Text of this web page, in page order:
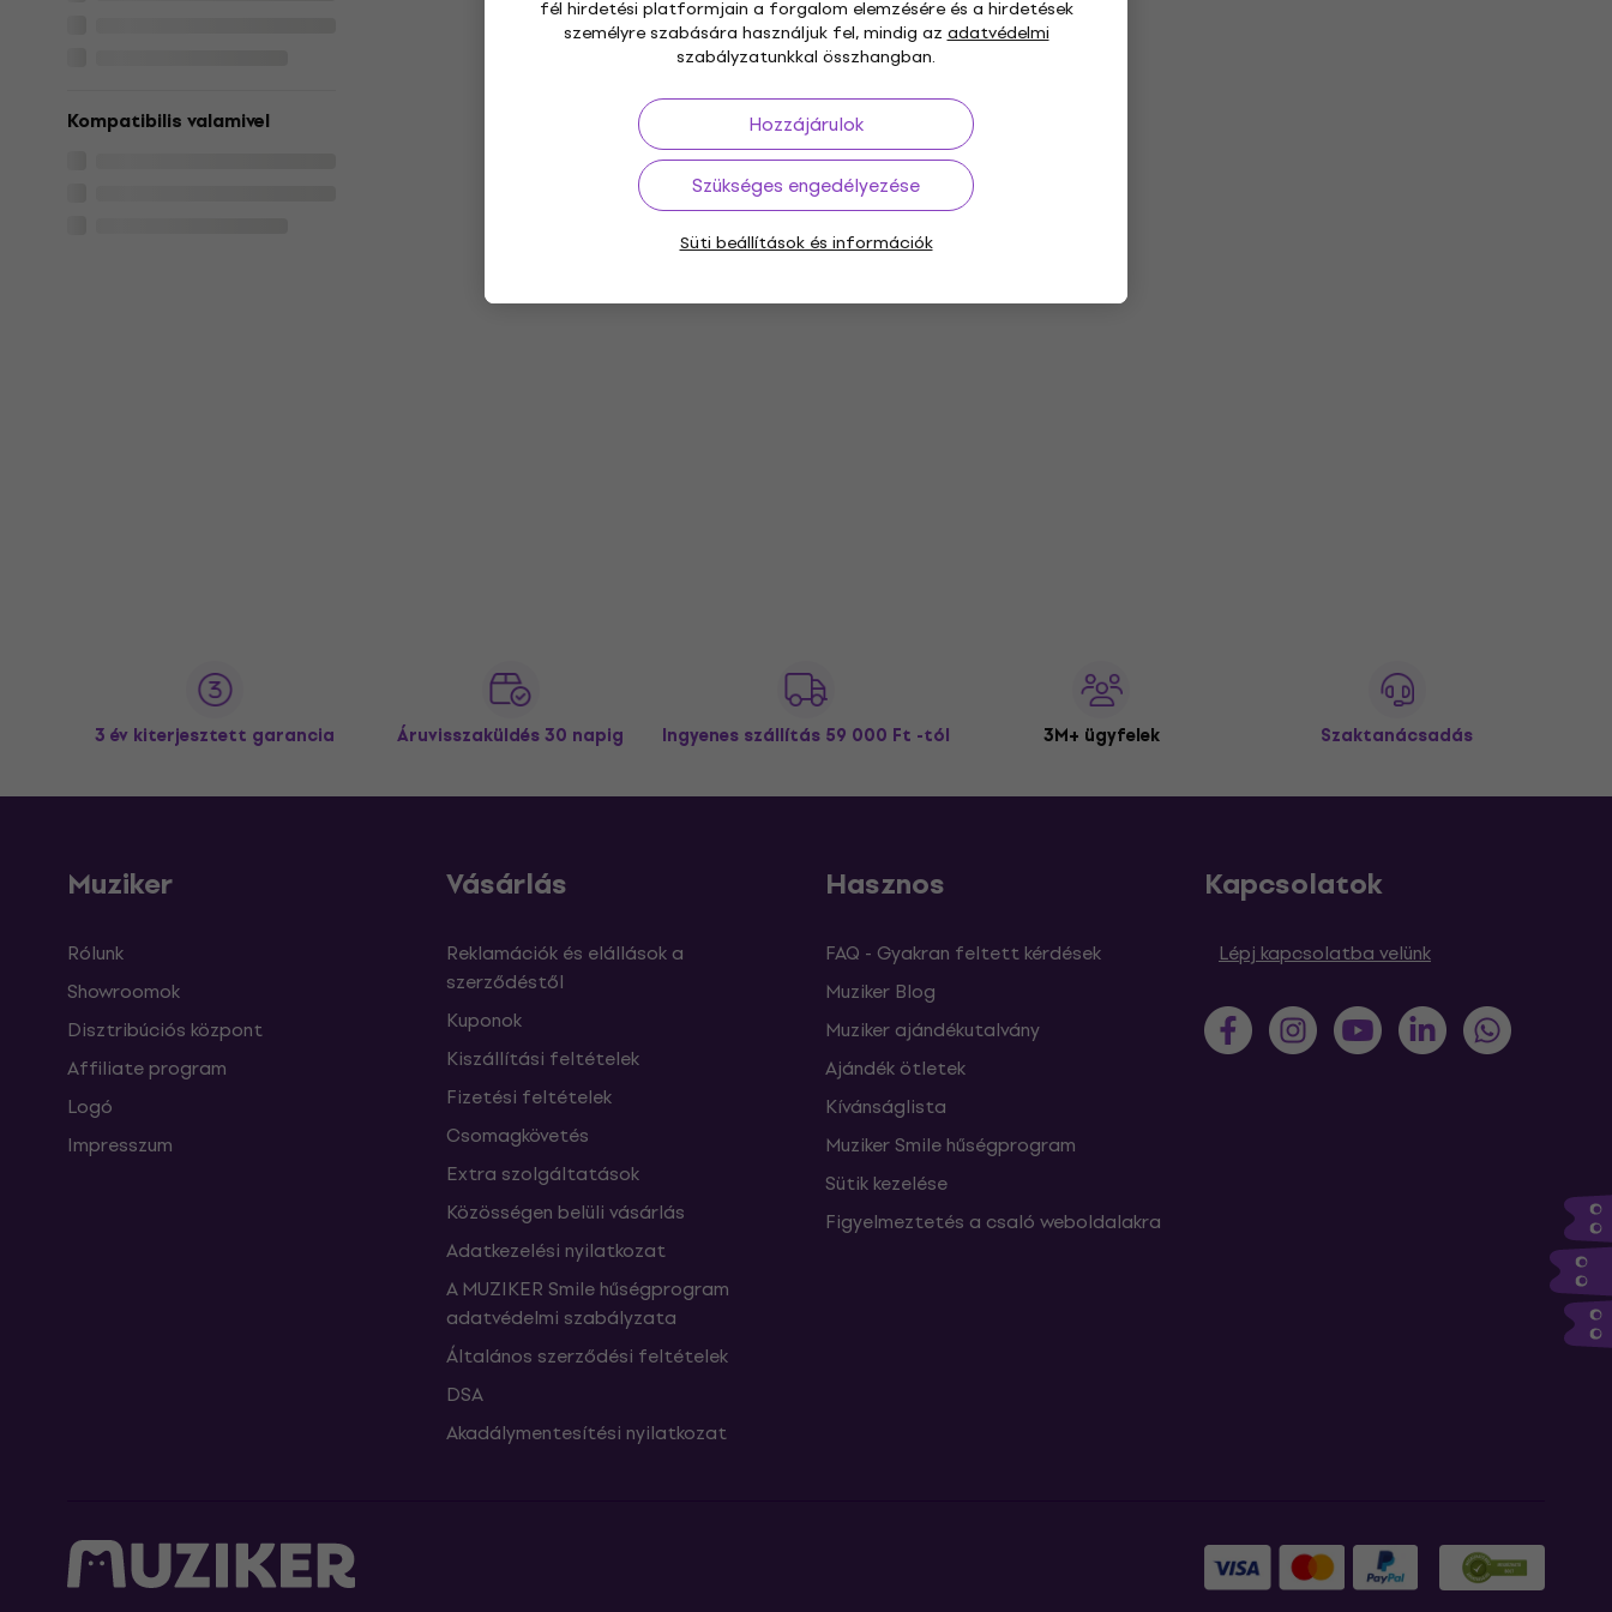
fél hirdetési platformjain a forgalom elemzésére és a hirdetések
személyre szabására használjuk fel, mindig az adatvédelmi
szabályzatunkkal összhangban.
Hozzájárulok
Szükséges engedélyezése
Süti beállítások és információk
Kompatibilis valamivel
3 év kiterjesztett garancia Áruvisszaküldés 30 napig Ingyenes szállítás 59 000 Ft -tól 3M+ ügyfelek Szaktanácsadás
Muziker
Rólunk
Showroomok
Disztribúciós központ
Affiliate program
Logó
Impresszum
Vásárlás
Reklamációk és elállások a
szerződéstől
Kuponok
Kiszállítási feltételek
Fizetési feltételek
Csomagkövetés
Extra szolgáltatások
Közösségen belüli vásárlás
Adatkezelési nyilatkozat
A MUZIKER Smile hűségprogram
adatvédelmi szabályzata
Általános szerződési feltételek
DSA
Akadálymentesítési nyilatkozat
Hasznos
FAQ - Gyakran feltett kérdések
Muziker Blog
Muziker ajándékutalvány
Ajándék ötletek
Kívánságlista
Muziker Smile hűségprogram
Sütik kezelése
Figyelmeztetés a csaló weboldalakra
Kapcsolatok
Lépj kapcsolatba velünk